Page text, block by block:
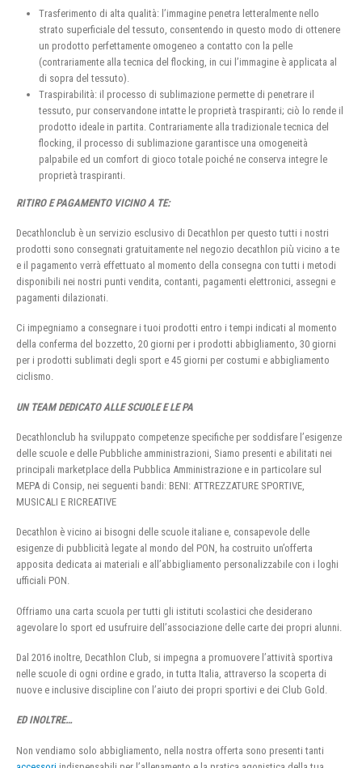
Trasferimento di alta qualità: l’immagine penetra letteralmente nello
strato superficiale del tessuto, consentendo in questo modo di ottenere
un prodotto perfettamente omogeneo a contatto con la pelle
(contrariamente alla tecnica del flocking, in cui l’immagine è applicata al
di sopra del tessuto).
Traspirabilità: il processo di sublimazione permette di penetrare il
tessuto, pur conservandone intatte le proprietà traspiranti; ciò lo rende il
prodotto ideale in partita. Contrariamente alla tradizionale tecnica del
flocking, il processo di sublimazione garantisce una omogeneità
palpabile ed un comfort di gioco totale poiché ne conserva integre le
proprietà traspiranti.
RITIRO E PAGAMENTO VICINO A TE:
Decathlonclub è un servizio esclusivo di Decathlon per questo tutti i nostri
prodotti sono consegnati gratuitamente nel negozio decathlon più vicino a te
e il pagamento verrà effettuato al momento della consegna con tutti i metodi
disponibili nei nostri punti vendita, contanti, pagamenti elettronici, assegni e
pagamenti dilazionati.
Ci impegniamo a consegnare i tuoi prodotti entro i tempi indicati al momento
della conferma del bozzetto, 20 giorni per i prodotti abbigliamento, 30 giorni
per i prodotti sublimati degli sport e 45 giorni per costumi e abbigliamento
ciclismo.
UN TEAM DEDICATO ALLE SCUOLE E LE PA
Decathlonclub ha sviluppato competenze specifiche per soddisfare l’esigenze
delle scuole e delle Pubbliche amministrazioni, Siamo presenti e abilitati nei
principali marketplace della Pubblica Amministrazione e in particolare sul
MEPA di Consip, nei seguenti bandi: BENI: ATTREZZATURE SPORTIVE,
MUSICALI E RICREATIVE
Decathlon è vicino ai bisogni delle scuole italiane e, consapevole delle
esigenze di pubblicità legate al mondo del PON, ha costruito un’offerta
apposita dedicata ai materiali e all’abbigliamento personalizzabile con i loghi
ufficiali PON.
Offriamo una carta scuola per tutti gli istituti scolastici che desiderano
agevolare lo sport ed usufruire dell’associazione delle carte dei propri alunni.
Dal 2016 inoltre, Decathlon Club, si impegna a promuovere l’attività sportiva
nelle scuole di ogni ordine e grado, in tutta Italia, attraverso la scoperta di
nuove e inclusive discipline con l’aiuto dei propri sportivi e dei Club Gold.
ED INOLTRE…
Non vendiamo solo abbigliamento, nella nostra offerta sono presenti tanti